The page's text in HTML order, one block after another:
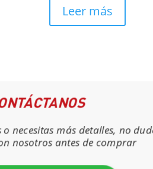
Leer más
necesitas más detalles, no
nosotros antes de comprar